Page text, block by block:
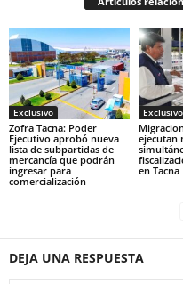
Exclusivo
Zofra Tacna: Poder
Ejecutivo aprobó nueva
lista de subpartidas de
mercancía que podrán
ingresar para
comercialización
Exclusivo
ejecutan
en Tacna
DEJA UNA RESPUESTA